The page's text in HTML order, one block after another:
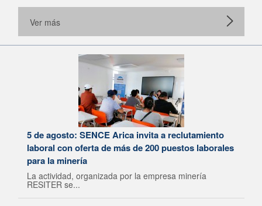
Ver más
5 de agosto: SENCE Arica invita a reclutamiento
laboral con oferta de más de 200 puestos laborales
para la minería
La actividad, organizada por la empresa minería
RESITER se...